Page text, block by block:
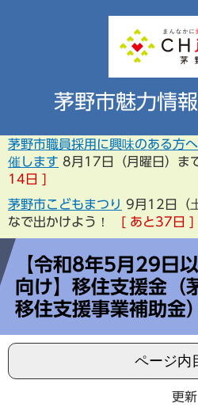
茅野市魅力情
茅野市職員採用に興味のある方
催します 8月17日（月曜日）ま
14 日
茅野市こどもまつり 9月12日（
なで出かけよう！
あと37 日
【令和8年5月29日
向け】移住支援金（
移住支援事業補助金）
ページ内
更